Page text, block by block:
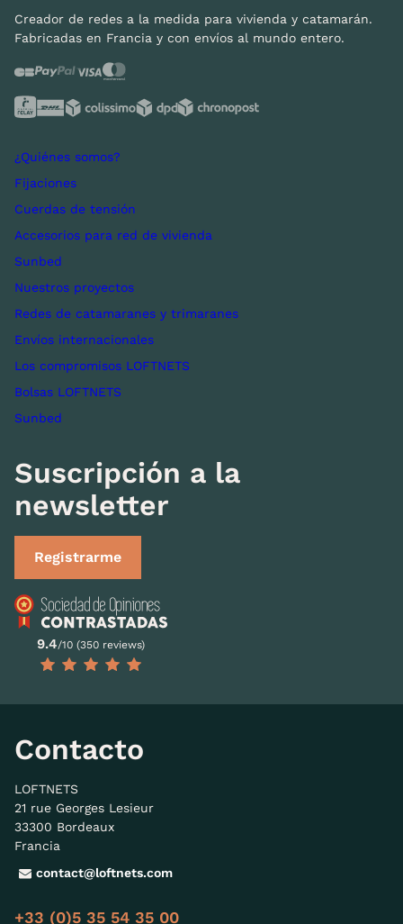
Creador de redes a la medida para vivienda y catamarán.
Fabricadas en Francia y con envíos al mundo entero.
¿Quiénes somos?
Fijaciones
Cuerdas de tensión
Accesorios para red de vivienda
Sunbed
Nuestros proyectos
Redes de catamaranes y trimaranes
Envíos internacionales
Los compromisos LOFTNETS
Bolsas LOFTNETS
Sunbed
Suscripción a la
newsletter
Registrarme
9.4/10 (350 reviews)
Contacto
LOFTNETS
21 rue Georges Lesieur
33300 Bordeaux
Francia
contact@loftnets.com
+33 (0)5 35 54 35 00